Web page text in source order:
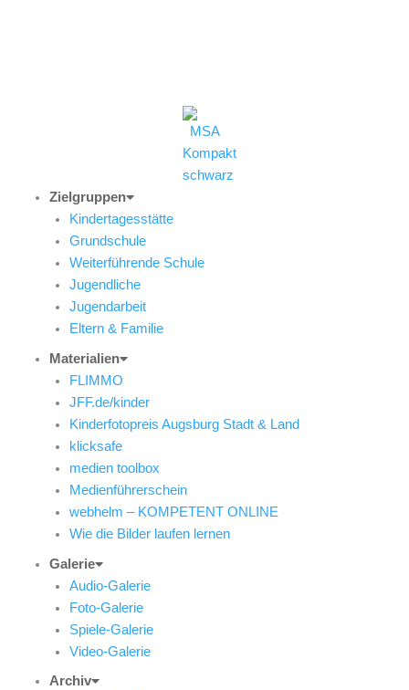
Zielgruppen
Kindertagesstätte
Grundschule
Weiterführende Schule
Jugendliche
Jugendarbeit
Eltern & Familie
Materialien
FLIMMO
JFF.de/kinder
Kinderfotopreis Augsburg Stadt & Land
klicksafe
medien toolbox
Medienführerschein
webhelm – KOMPETENT ONLINE
Wie die Bilder laufen lernen
Galerie
Audio-Galerie
Foto-Galerie
Spiele-Galerie
Video-Galerie
Archiv